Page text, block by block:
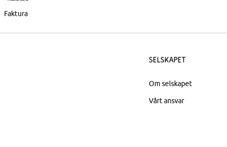
Faktura
Selskapet
Om selskapet
Vårt ansvar